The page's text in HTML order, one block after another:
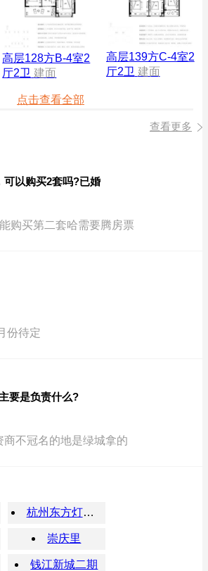
高层128方B-4室2
厅2卫 建面
高层139方C-4室2
厅2卫 建面
点击查看全部
查看更多
可以购买2套吗?已婚
购买第二套哈需要腾房票
份待定
要是负责什么?
不冠名的地是绿城拿的
杭州东方灯饰市场
崇庆里
钱江新城二期